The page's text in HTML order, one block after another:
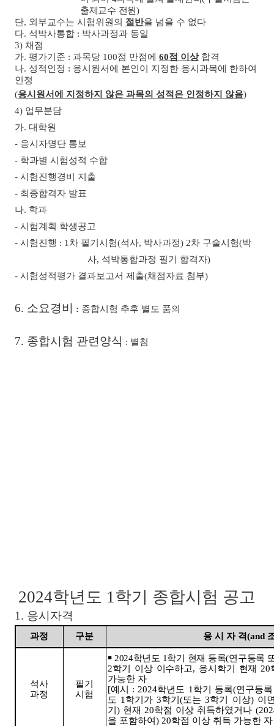
출제교수 전원)
단, 외부교수는 시험위원의 절반을 넘을 수 없다
다. 석박사통합 : 박사과정과 동일
3) 채점
가. 평가기준 : 과목당 100점 만점에 60점 이상 합격
나. 성적인정 : 응시원서에 본인이 지정한 응시과목에 한하여
인정
(응시원서에 지정하지 않은 과목의 성적은 인정하지 않음)
4) 업무분담
가. 대학원
- 응시자명단 통보
- 학과별 시험성적 수합
- 시험진행경비 지출
- 최종합격자 발표
나. 학과
- 시험계획 학생공고
- 시험진행 : 1 차 필기시험(석사, 박사과정) 2차 구술시험(박
사, 석박통합과정 필기 합격자)
- 시험성적평가 결과보고서 제출(채점자료 첨부)
6. 소요경비 : 종합시험 추후 별도 품의
7. 종합시험 관련양식 : 별첨
2024학년도 1학기 종합시험 공고
1. 응시자격
과정 구분 응 시 자 격(and
석사
과정
필기
시험
￭ 2024학년도 1학기 현재 등록(연구등록
2학기 이상 이수하고, 응시학기 현재 20
가능한 자
[예시 : 2024학년도 1 학기 등록(연구등
도 1 학기가3학기(또는3학기 이상) 이
기 ) 현재 20학점 이상 취득하였거나
을 포함하여) 20학점 이상 취득 가능한